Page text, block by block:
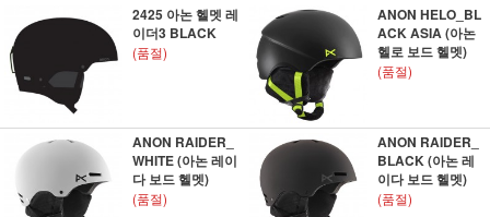
2425 아논 헬멧 레
이더3 BLACK
(품절)
ANON HELO_BL
ACK ASIA (아논
헬로 보드 헬멧)
(품절)
ANON RAIDER_
WHITE (아논 레이
다 보드 헬멧)
(품절)
ANON RAIDER_
BLACK (아논 레
이다 보드 헬멧)
(품절)